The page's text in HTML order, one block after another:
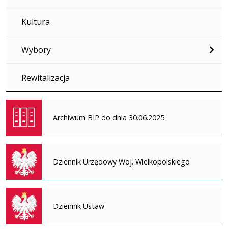
Kultura
Wybory
Rewitalizacja
Archiwum BIP do dnia 30.06.2025
Dziennik Urzędowy Woj. Wielkopolskiego
Dziennik Ustaw